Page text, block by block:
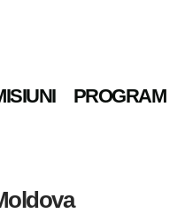
PROGRAM